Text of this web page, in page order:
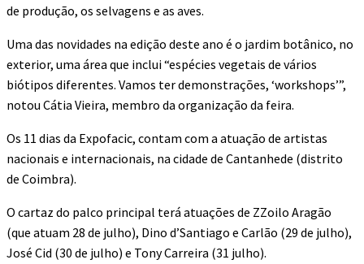
de produção, os selvagens e as aves.
Uma das novidades na edição deste ano é o jardim botânico, no
exterior, uma área que inclui “espécies vegetais de vários
biótipos diferentes. Vamos ter demonstrações, ‘workshops’”,
notou Cátia Vieira, membro da organização da feira.
Os 11 dias da Expofacic, contam com a atuação de artistas
nacionais e internacionais, na cidade de Cantanhede (distrito
de Coimbra).
O cartaz do palco principal terá atuações de ZZoilo Aragão
(que atuam 28 de julho), Dino d’Santiago e Carlão (29 de julho),
José Cid (30 de julho) e Tony Carreira (31 julho).